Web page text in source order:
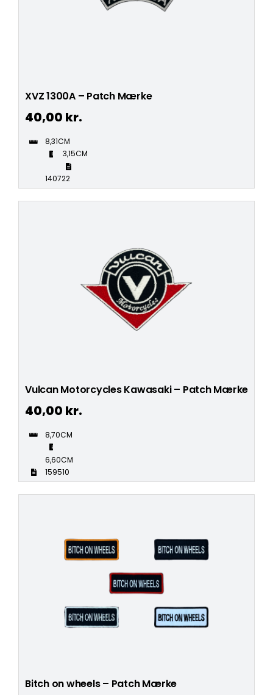
XVZ 1300A – Patch Mærke
40,00 kr.
8,31CM
3,15CM
140722
Vulcan Motorcycles Kawasaki – Patch Mærke
40,00 kr.
8,70CM
6,60CM
159510
Bitch on wheels – Patch Mærke